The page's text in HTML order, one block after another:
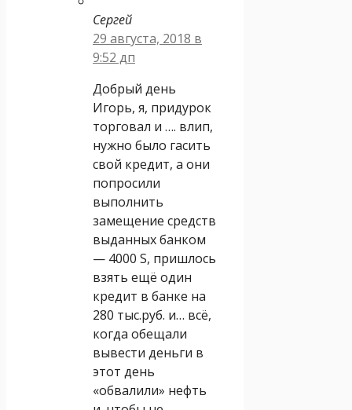
Сергей
29 августа, 2018 в
9:52 дп
Добрый день
Игорь, я, придурок
торговал и …. влип,
нужно было гасить
свой кредит, а они
попросили
выполнить
замещение средств
выданных банком
— 4000 S, пришлось
взять ещё один
кредит в банке на
280 тыс.руб. и… всё,
когда обещали
вывести деньги в
этот день
«обвалили» нефть